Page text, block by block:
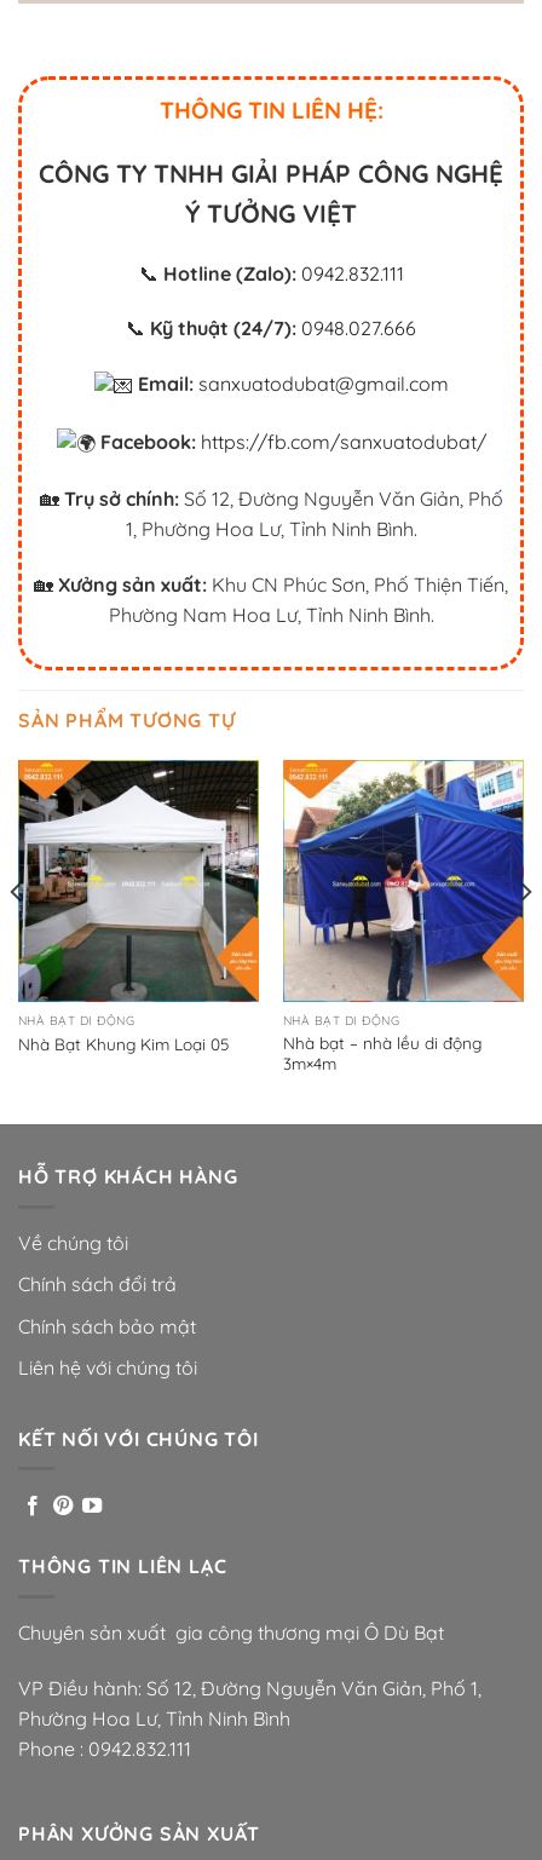
THÔNG TIN LIÊN HỆ:
CÔNG TY TNHH GIẢI PHÁP CÔNG NGHỆ
Ý TƯỞNG VIỆT
📞 Hotline (Zalo): 0942.832.111
📞 Kỹ thuật (24/7): 0948.027.666
Email: sanxuatodubat@gmail.com
Facebook: https://fb.com/sanxuatodubat/
🏡 Trụ sở chính:Số 12, Đường Nguyễn Văn Giản, Phố
1, Phường Hoa Lư, Tỉnh Ninh Bình.
🏡 Xưởng sản xuất: Khu CN Phúc Sơn, Phố Thiện Tiến,
Phường Nam Hoa Lư, Tỉnh Ninh Bình.
SẢN PHẨM TƯƠNG TỰ
NHÀ BẠT DI ĐỘNG
Nhà Bạt Khung Kim Loại 05
NHÀ BẠT DI ĐỘNG
Nhà bạt – nhà lều di động
3m×4m
HỖ TRỢ KHÁCH HÀNG
Về chúng tôi
Chính sách đổi trả
Chính sách bảo mật
Liên hệ với chúng tôi
KẾT NỐI VỚI CHÚNG TÔI
THÔNG TIN LIÊN LẠC
Chuyên sản xuất gia công thương mại Ô Dù Bạt
VP Điều hành: Số 12, Đường Nguyễn Văn Giản, Phố 1,
Phường Hoa Lư, Tỉnh Ninh Bình
Phone : 0942.832.111
PHÂN XƯỞNG SẢN XUẤT